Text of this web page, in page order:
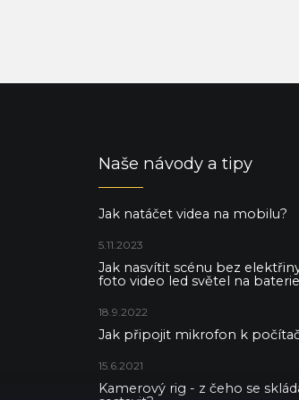
Naše návody a tipy
Jak natáčet videa na mobilu?
5.11.2023
Jak nasvítit scénu bez
foto video led světel na
18.9.2022
Jak připojit mikrofon k
15.6.2021
Kamerový rig - z čeho se